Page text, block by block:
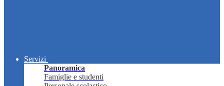
Servizi
Panoramica
Famiglie e studenti